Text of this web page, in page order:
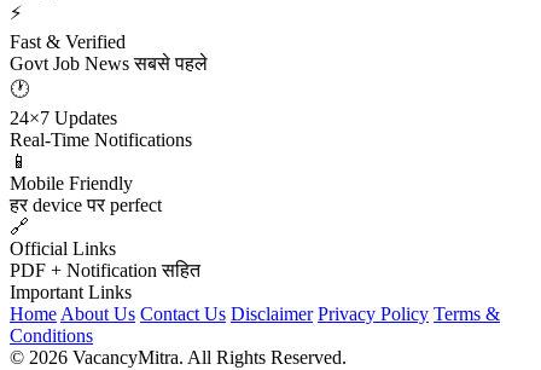
⚡
Fast & Verified
Govt Job News सबसे पहले
🕐
24×7 Updates
Real-Time Notifications
📱
Mobile Friendly
हर device पर perfect
🔗
Official Links
PDF + Notification सहित
Important Links
Home About Us Contact Us Disclaimer Privacy Policy Terms &
Conditions
© 2026 VacancyMitra. All Rights Reserved.